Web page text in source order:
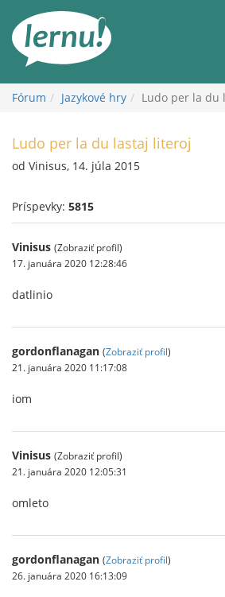
obsah
Fórum Jazykové hry Ludo per la du
Ludo per la du lastaj literoj
od Vinisus, 14. júla 2015
Príspevky: 5815
Vinisus (Zobraziť profil)
17. januára 2020 12:28:46
datlinio
gordonflanagan (Zobraziť profil)
21. januára 2020 11:17:08
iom
Vinisus (Zobraziť profil)
21. januára 2020 12:05:31
omleto
gordonflanagan (Zobraziť profil)
26. januára 2020 16:13:09